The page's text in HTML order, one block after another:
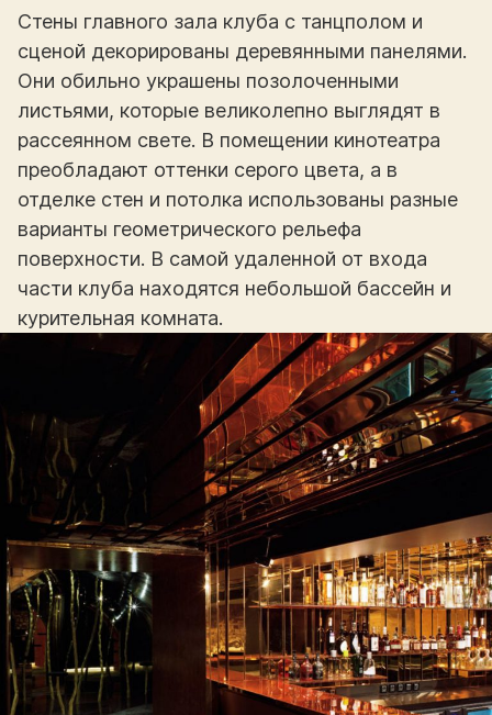
Стены главного зала клуба с танцполом и
сценой декорированы деревянными панелями.
Они обильно украшены позолоченными
листьями, которые великолепно выглядят в
рассеянном свете. В помещении кинотеатра
преобладают оттенки серого цвета, а в
отделке стен и потолка использованы разные
варианты геометрического рельефа
поверхности. В самой удаленной от входа
части клуба находятся небольшой бассейн и
курительная комната.